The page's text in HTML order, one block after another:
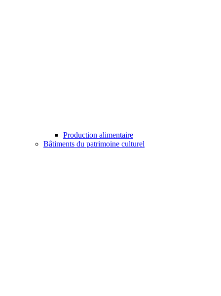
Production alimentaire
Bâtiments du patrimoine culturel